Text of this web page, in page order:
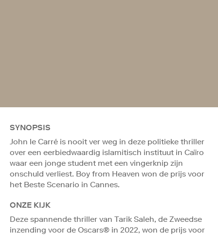
SYNOPSIS
John le Carré is nooit ver weg in deze politieke thriller
over een eerbiedwaardig islamitisch instituut in Caïro
waar een jonge student met een vingerknip zijn
onschuld verliest. Boy from Heaven won de prijs voor
het Beste Scenario in Cannes.
ONZE KIJK
Deze spannende thriller van Tarik Saleh, de Zweedse
inzending voor de Oscars® in 2022, won de prijs voor